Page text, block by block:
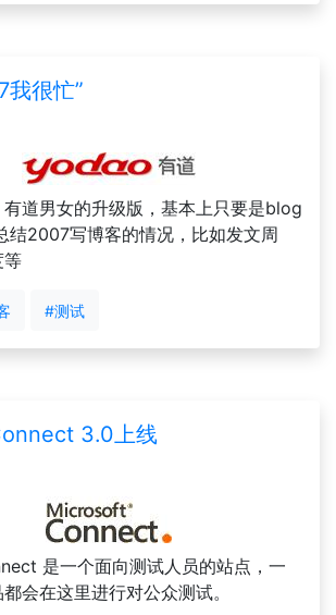
我很忙”
道男女的升级版，基本上只要是blog
结2007写博客的情况，比如发文周
等
#测试
3.0上线
是一个面向测试人员的站点，一
会在这里进行对公众测试。